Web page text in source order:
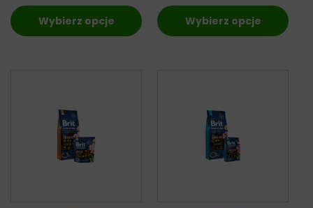
Wybierz opcje Wybierz opcje